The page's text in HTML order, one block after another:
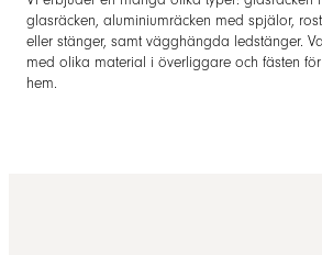
glasräcken, aluminiumräcken med spjälor,
eller stänger, samt vägghängda ledstänger.
med olika material i överliggare och fästen
hem.